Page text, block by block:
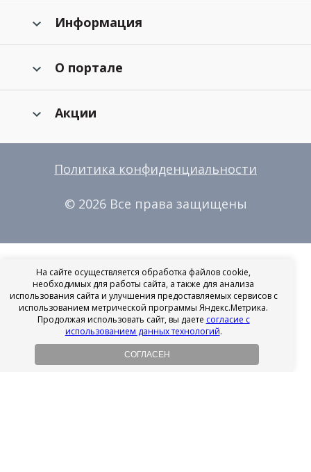
Информация
О портале
Акции
Политика конфиденциальности
© 2026 Все права защищены
На сайте осуществляется обработка файлов cookie,
необходимых для работы сайта, а также для анализа
использования сайта и улучшения предоставляемых сервисов с
использованием метрической программы Яндекс.Метрика.
Продолжая использовать сайт, вы даете согласие с
использованием данных технологий.
СОГЛАСЕН